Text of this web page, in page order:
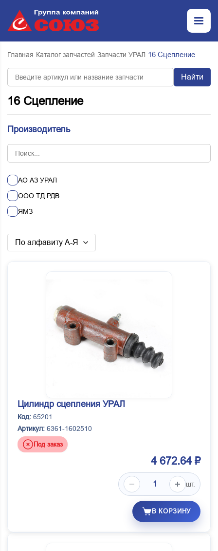
Главная Каталог запчастей Запчасти УРАЛ 16 Сцепление
Найти
16 Сцепление
Производитель
АО АЗ УРАЛ
ООО ТД РДВ
ЯМЗ
По алфавиту А-Я
Цилиндр сцепления УРАЛ
Код: 65201
Артикул: 6361-1602510
Под заказ
4 672.64 ₽
шт.
В КОРЗИНУ